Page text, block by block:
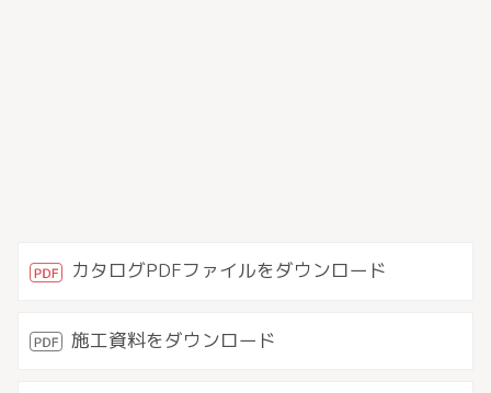
カタログPDFファイルをダウンロード
施工資料をダウンロード